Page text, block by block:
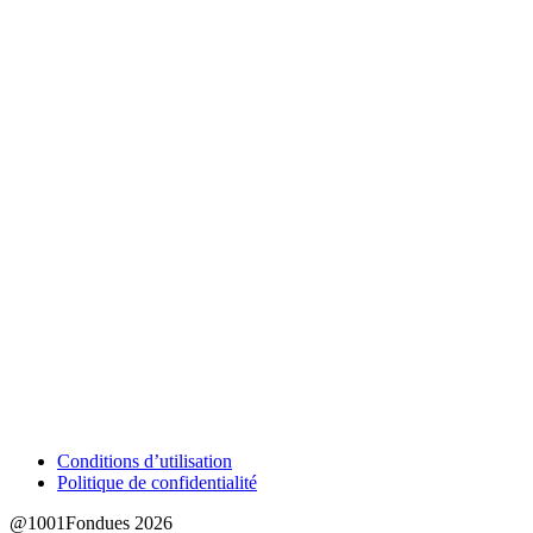
Conditions d’utilisation
Politique de confidentialité
@1001Fondues 2026